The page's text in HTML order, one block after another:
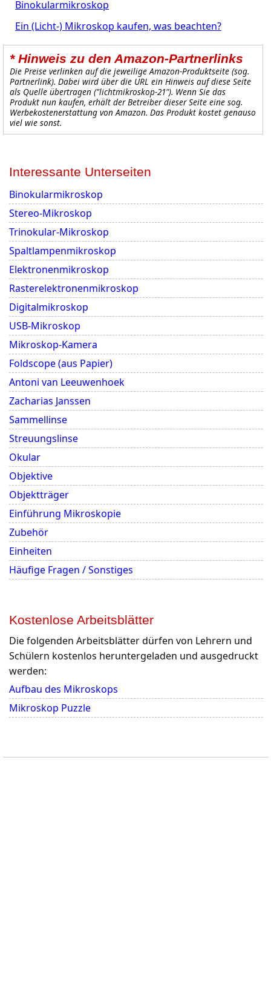
Binokularmikroskop
Ein (Licht-) Mikroskop kaufen, was beachten?
* Hinweis zu den Amazon-Partnerlinks
Die Preise verlinken auf die jeweilige Amazon-Produktseite (sog.
Partnerlink). Dabei wird über die URL ein Hinweis auf diese Seite
als Quelle übertragen ("lichtmikroskop-21"). Wenn Sie das
Produkt nun kaufen, erhält der Betreiber dieser Seite eine sog.
Werbekostenerstattung von Amazon. Das Produkt kostet genauso
viel wie sonst.
Interessante Unterseiten
Binokularmikroskop
Stereo-Mikroskop
Trinokular-Mikroskop
Spaltlampenmikroskop
Elektronenmikroskop
Rasterelektronenmikroskop
Digitalmikroskop
USB-Mikroskop
Mikroskop-Kamera
Foldscope (aus Papier)
Antoni van Leeuwenhoek
Zacharias Janssen
Sammellinse
Streuungslinse
Okular
Objektive
Objektträger
Einführung Mikroskopie
Zubehör
Einheiten
Häufige Fragen / Sonstiges
Kostenlose Arbeitsblätter
Die folgenden Arbeitsblätter dürfen von Lehrern und
Schülern kostenlos heruntergeladen und ausgedruckt
werden:
Aufbau des Mikroskops
Mikroskop Puzzle